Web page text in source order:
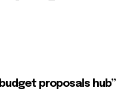
proposals hub”